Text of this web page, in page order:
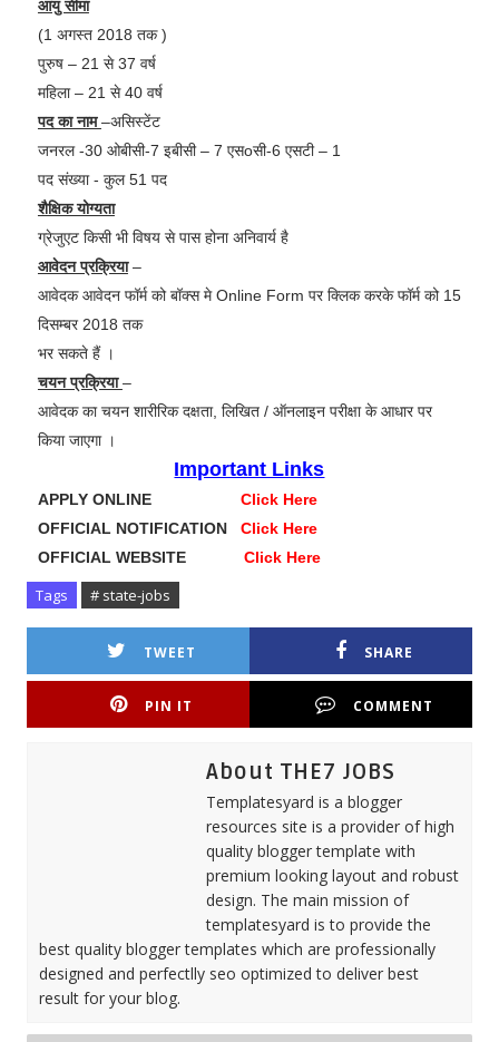
आयु सीमा
(1 अगस्त 2018 तक )
पुरुष – 21 से 37 वर्ष
महिला – 21 से 40 वर्ष
पद का नाम–असिस्टेंट
जनरल -30 ओबीसी-7 इबीसी – 7 एसoसी-6 एसटी – 1
पद संख्या - कुल 51 पद
शैक्षिक योग्यता
ग्रेजुएट किसी भी विषय से पास होना अनिवार्य है
आवेदन प्रक्रिया–
आवेदक आवेदन फॉर्म को बॉक्स मे Online Form पर क्लिक करके फॉर्म को 15
दिसम्बर 2018 तक
भर सकते हैं ।
चयन प्रक्रिया–
आवेदक का चयन शारीरिक दक्षता, लिखित / ऑनलाइन परीक्षा के आधार पर
किया जाएगा ।
Important Links
APPLY ONLINE Click Here
OFFICIAL NOTIFICATION Click Here
OFFICIAL WEBSITE Click Here
Tags # state-jobs
TWEET SHARE
PIN IT COMMENT
About THE7 JOBS
Templatesyard is a blogger
resources site is a provider of high
quality blogger template with
premium looking layout and robust
design. The main mission of
templatesyard is to provide the
best quality blogger templates which are professionally
designed and perfectlly seo optimized to deliver best
result for your blog.